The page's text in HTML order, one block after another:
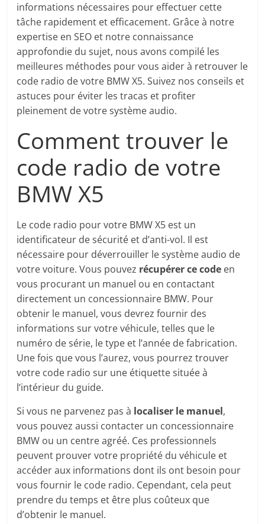
informations nécessaires pour effectuer cette
tâche rapidement et efficacement. Grâce à notre
expertise en SEO et notre connaissance
approfondie du sujet, nous avons compilé les
meilleures méthodes pour vous aider à retrouver le
code radio de votre BMW X5. Suivez nos conseils et
astuces pour éviter les tracas et profiter
pleinement de votre système audio.
Comment trouver le
code radio de votre
BMW X5
Le code radio pour votre BMW X5 est un
identificateur de sécurité et d’anti-vol. Il est
nécessaire pour déverrouiller le système audio de
votre voiture. Vous pouvez récupérer ce code en
vous procurant un manuel ou en contactant
directement un concessionnaire BMW. Pour
obtenir le manuel, vous devrez fournir des
informations sur votre véhicule, telles que le
numéro de série, le type et l’année de fabrication.
Une fois que vous l’aurez, vous pourrez trouver
votre code radio sur une étiquette située à
l’intérieur du guide.
Si vous ne parvenez pas à localiser le manuel,
vous pouvez aussi contacter un concessionnaire
BMW ou un centre agréé. Ces professionnels
peuvent prouver votre propriété du véhicule et
accéder aux informations dont ils ont besoin pour
vous fournir le code radio. Cependant, cela peut
prendre du temps et être plus coûteux que
d’obtenir le manuel.